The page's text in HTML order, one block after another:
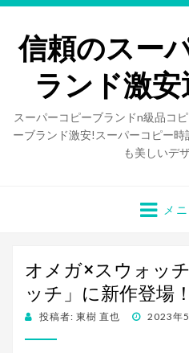
信頼のスー
ランド激
スーパーコピーブランドn級品コ
ーブランド激安!スーパーコピー
も美しいデ
メ
オメガ×スウォッ
ッチ」に新作登場！
投稿者: 東樹 直也
投 2023年